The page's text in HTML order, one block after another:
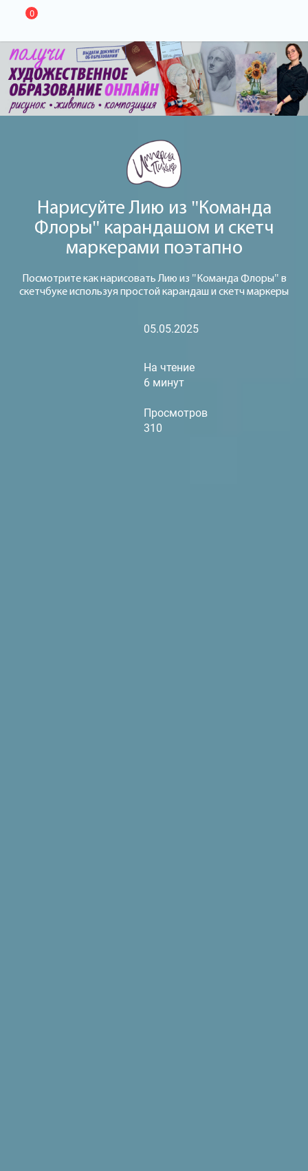
0
Нарисуйте Лию из "Команда
Флоры" карандашом и скетч
маркерами поэтапно
Посмотрите как нарисовать Лию из "Команда Флоры" в
скетчбуке используя простой карандаш и скетч маркеры
05.05.2025
На чтение
6 минут
Просмотров
310